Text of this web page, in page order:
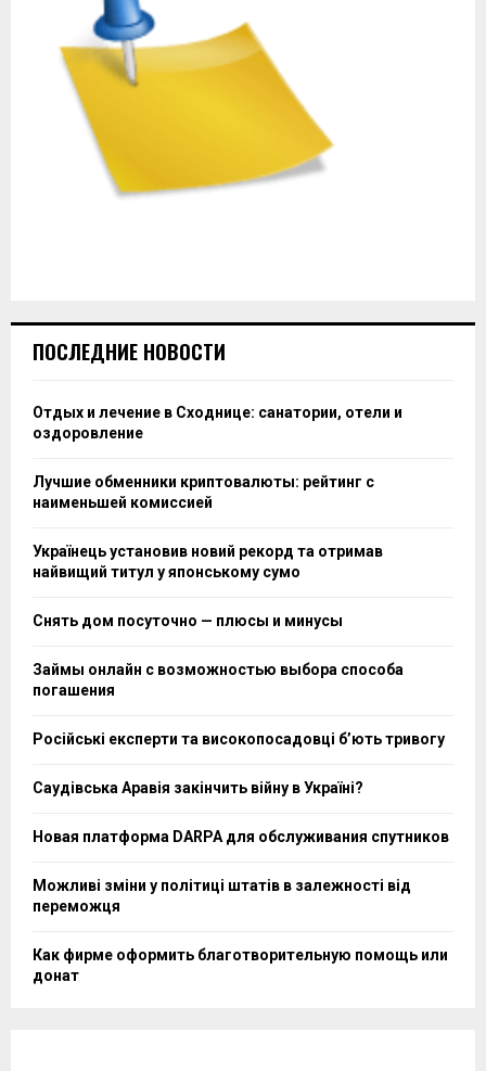
ПОСЛЕДНИЕ НОВОСТИ
Отдых и лечение в Сходнице: санатории, отели и
оздоровление
Лучшие обменники криптовалюты: рейтинг с
наименьшей комиссией
Українець установив новий рекорд та отримав
найвищий титул у японському сумо
Снять дом посуточно — плюсы и минусы
Займы онлайн с возможностью выбора способа
погашения
Російські експерти та високопосадовці бʼють тривогу
Саудівська Аравія закінчить війну в Україні?
Новая платформа DARPA для обслуживания спутников
Можливі зміни у політиці штатів в залежності від
переможця
Как фирме оформить благотворительную помощь или
донат